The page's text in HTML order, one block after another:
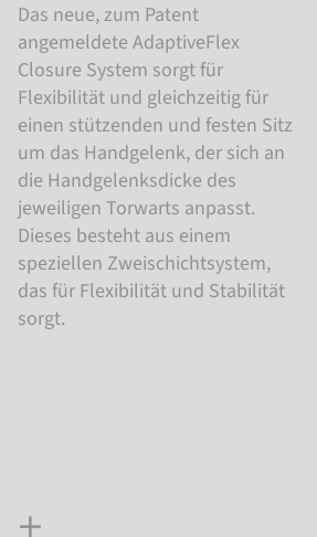
Das neue, zum Patent
angemeldete AdaptiveFlex
Closure System sorgt für
Flexibilität und gleichzeitig für
einen stützenden und festen Sitz
um das Handgelenk, der sich an
die Handgelenksdicke des
jeweiligen Torwarts anpasst.
Dieses besteht aus einem
speziellen Zweischichtsystem,
das für Flexibilität und Stabilität
sorgt.